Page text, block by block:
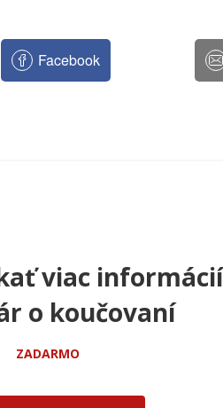
Facebook
viac informácií
o koučovaní
ZADARMO